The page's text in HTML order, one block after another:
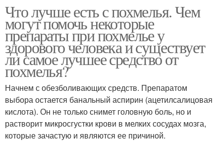
Что лучше есть с похмелья. Чем
могут помочь некоторые
препараты при похмелье у
здорового человека и существует
ли самое лучшее средство от
похмелья?
Начнем с обезболивающих средств. Препаратом
выбора остается банальный аспирин (ацетилсалицовая
кислота). Он не только снимет головную боль, но и
растворит микросгустки крови в мелких сосудах мозга,
которые зачастую и являются ее причиной.